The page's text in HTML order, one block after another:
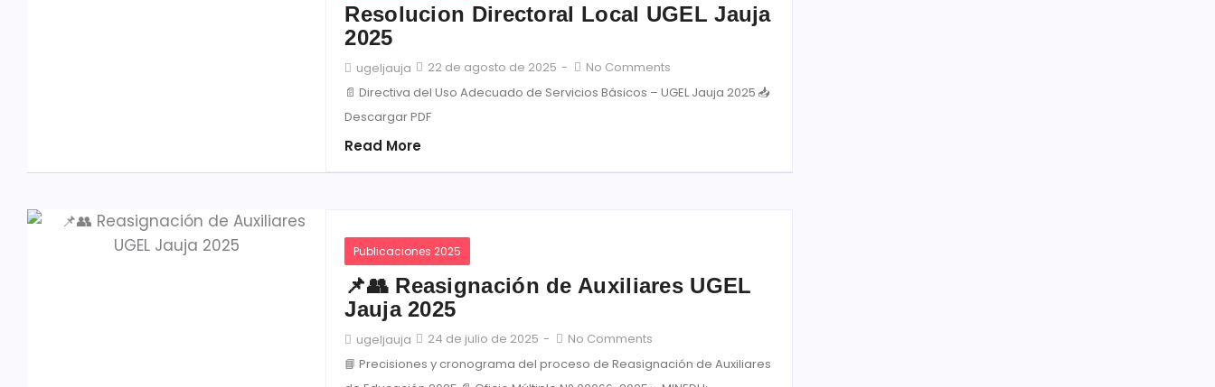
Resolucion Directoral Local UGEL Jauja
2025
ugeljauja 22 de agosto de 2025 -
No Comments
📄 Directiva del Uso Adecuado de Servicios Básicos – UGEL Jauja 2025 📥
Descargar PDF
Read More
Publicaciones 2025
📌👥 Reasignación de Auxiliares UGEL
Jauja 2025
ugeljauja 24 de julio de 2025 -
No Comments
📘 Precisiones y cronograma del proceso de Reasignación de Auxiliares